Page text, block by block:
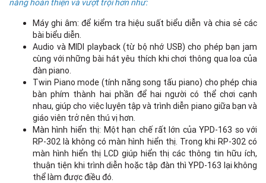
năng hoàn thiện và vượt trội hơn như:
Máy ghi âm: để kiểm tra hiệu suất biểu diễn và chia sẻ các
bài biểu diễn.
Audio và MIDI playback (từ bộ nhớ USB) cho phép bạn jam
cùng với những bài hát yêu thích khi chơi thông qua loa của
đàn piano.
Twin Piano mode (tính năng song tấu piano) cho phép chia
bàn phím thành hai phần để hai người có thể chơi cạnh
nhau, giúp cho việc luyện tập và trình diễn piano giữa bạn và
giáo viên trở nên thú vị hơn.
Màn hình hiển thị: Một hạn chế rất lớn của YPD-163 so với
RP-302 là không có màn hình hiển thị. Trong khi RP-302 có
màn hình hiển thị LCD giúp hiển thị các thông tin hữu ích,
thuận tiện khi trình diễn hoặc tập đàn thì YPD-163 lại không
thể làm được điều đó.